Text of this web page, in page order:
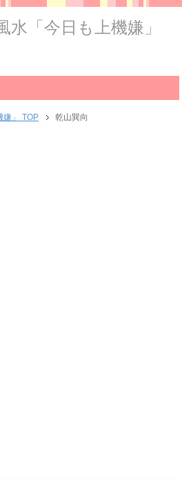
「今日も上機嫌」
嫌」 TOP 乾山巽向